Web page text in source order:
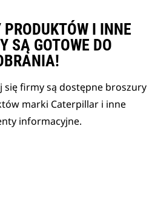
PRODUKTÓW I INNE
SĄ GOTOWE DO
się firmy są dostępne broszury
marki Caterpillar i inne
informacyjne.